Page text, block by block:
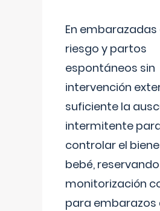
En
riesgo y partos
espontáneos sin
intervención
suficiente la
intermitente
controlar el
bebé,
monitorización
para embarazos